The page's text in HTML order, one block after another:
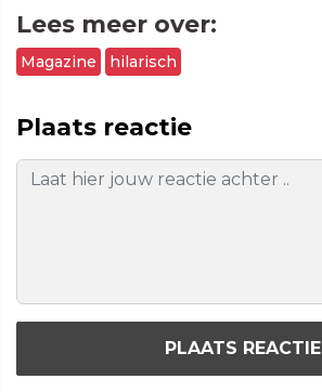
Lees meer over:
Magazine hilarisch
Plaats reactie
PLAATS REACTIE